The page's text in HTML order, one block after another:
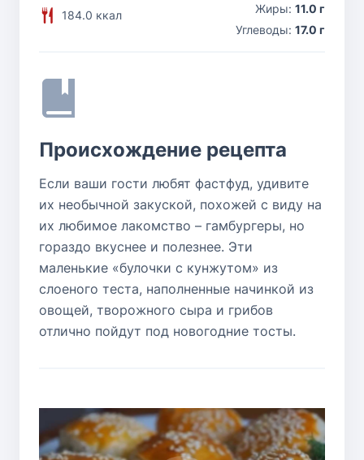
184.0 ккал
Жиры: 11.0 г
Углеводы: 17.0 г
Происхождение рецепта
Если ваши гости любят фастфуд, удивите
их необычной закуской, похожей с виду на
их любимое лакомство – гамбургеры, но
гораздо вкуснее и полезнее. Эти
маленькие «булочки с кунжутом» из
слоеного теста, наполненные начинкой из
овощей, творожного сыра и грибов
отлично пойдут под новогодние тосты.